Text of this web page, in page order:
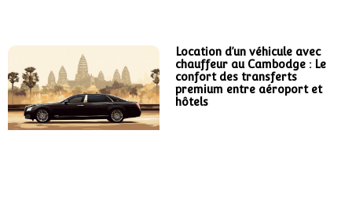
Location d’un véhicule avec
chauffeur au Cambodge : Le
confort des transferts
premium entre aéroport et
hôtels